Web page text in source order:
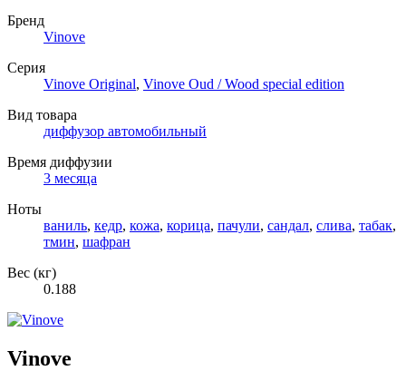
Бренд
Vinove
Серия
Vinove Original, Vinove Oud / Wood special edition
Вид товара
диффузор автомобильный
Время диффузии
3 месяца
Ноты
ваниль, кедр, кожа, корица, пачули, сандал, слива, табак,
тмин, шафран
Вес (кг)
0.188
Vinove